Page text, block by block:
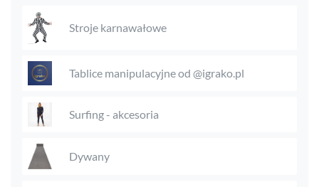
Stroje karnawałowe
Tablice manipulacyjne od @igrako.pl
Surfing - akcesoria
Dywany